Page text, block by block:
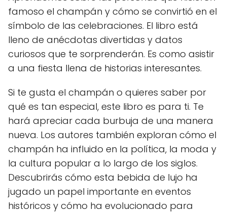
famoso el champán y cómo se convirtió en el
símbolo de las celebraciones. El libro está
lleno de anécdotas divertidas y datos
curiosos que te sorprenderán. Es como asistir
a una fiesta llena de historias interesantes.
Si te gusta el champán o quieres saber por
qué es tan especial, este libro es para ti. Te
hará apreciar cada burbuja de una manera
nueva. Los autores también exploran cómo el
champán ha influido en la política, la moda y
la cultura popular a lo largo de los siglos.
Descubrirás cómo esta bebida de lujo ha
jugado un papel importante en eventos
históricos y cómo ha evolucionado para